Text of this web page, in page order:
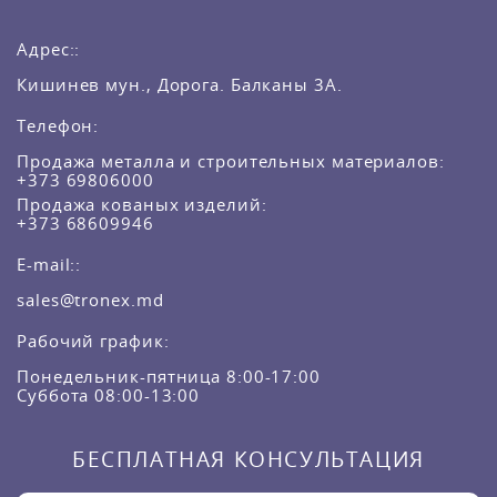
Адрес::
Кишинев мун., Дорога. Балканы 3A.
Телефон:
Продажа металла и строительных материалов:
+373 69806000
Продажа кованых изделий:
+373 68609946
E-mail::
sales@tronex.md
Рабочий график:
Понедельник-пятница 8:00-17:00
Суббота 08:00-13:00
БЕСПЛАТНАЯ КОНСУЛЬТАЦИЯ